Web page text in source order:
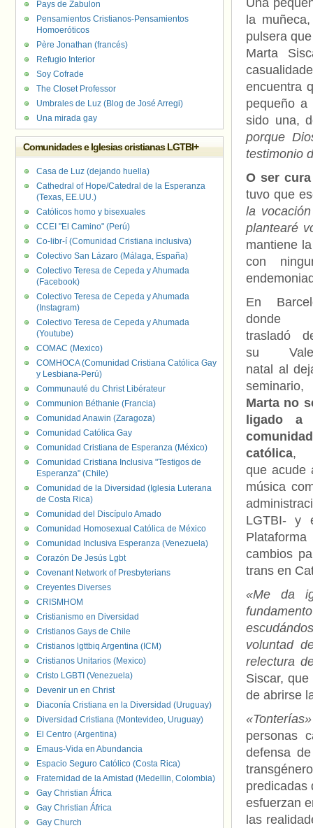
Una
la
pulsera
Marta
encuentra
pequeño
sido una,
porque
testimonio
O ser
tuvo que
la
plantearé
mantiene
con
En
donde
trasladó
su
natal al
seminario,
Marta no
ligado a
comunidad
católica,
que acude
música
LGTBI- y
cambios
trans en
«Me da
voluntad
relectura
Siscar,
de abrirse
«Tonterías»
personas
defensa
predicadas
esfuerzan
las
Pays de Zabulon
Pensamientos Cristianos-Pensamientos
Homoeróticos
Père Jonathan (francés)
Refugio Interior
Soy Cofrade
The Closet Professor
Umbrales de Luz (Blog de José Arregi)
Una mirada gay
Comunidades e Iglesias cristianas LGTBI+
Casa de Luz (dejando huella)
Cathedral of Hope/Catedral de la Esperanza
(Texas, EE.UU.)
Católicos homo y bisexuales
CCEI "El Camino" (Perú)
Co-libr-í (Comunidad Cristiana inclusiva)
Colectivo San Lázaro (Málaga, España)
Colectivo Teresa de Cepeda y Ahumada
(Facebook)
Colectivo Teresa de Cepeda y Ahumada
(Instagram)
Colectivo Teresa de Cepeda y Ahumada
(Youtube)
COMAC (Mexico)
COMHOCA (Comunidad Cristiana Católica Gay
y Lesbiana-Perú)
Communauté du Christ Libérateur
Communion Béthanie (Francia)
Comunidad Anawin (Zaragoza)
Comunidad Católica Gay
Comunidad Cristiana de Esperanza (México)
Comunidad Cristiana Inclusiva "Testigos de
Esperanza" (Chile)
Comunidad de la Diversidad (Iglesia Luterana
de Costa Rica)
Comunidad del Discípulo Amado
Comunidad Homosexual Católica de México
Comunidad Inclusiva Esperanza (Venezuela)
Corazón De Jesús Lgbt
Covenant Network of Presbyterians
Creyentes Diverses
CRISMHOM
Cristianismo en Diversidad
Cristianos Gays de Chile
Cristianos lgttbiq Argentina (ICM)
Cristianos Unitarios (Mexico)
Cristo LGBTI (Venezuela)
Devenir un en Christ
Diaconía Cristiana en la Diversidad (Uruguay)
Diversidad Cristiana (Montevideo, Uruguay)
El Centro (Argentina)
Emaus-Vida en Abundancia
Espacio Seguro Católico (Costa Rica)
Fraternidad de la Amistad (Medellin, Colombia)
Gay Christian África
Gay Christian África
Gay Church